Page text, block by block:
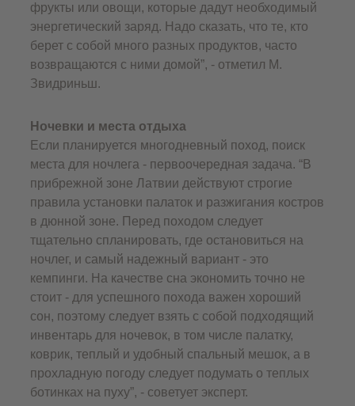
фрукты или овощи, которые дадут необходимый
энергетический заряд. Надо сказать, что те, кто
берет с собой много разных продуктов, часто
возвращаются с ними домой”, - отметил М.
Звидриньш.
Ночевки и места отдыха
Если планируется многодневный поход, поиск
места для ночлега - первоочередная задача. “В
прибрежной зоне Латвии действуют строгие
правила установки палаток и разжигания костров
в дюнной зоне. Перед походом следует
тщательно спланировать, где остановиться на
ночлег, и самый надежный вариант - это
кемпинги. На качестве сна экономить точно не
стоит - для успешного похода важен хороший
сон, поэтому следует взять с собой подходящий
инвентарь для ночевок, в том числе палатку,
коврик, теплый и удобный спальный мешок, а в
прохладную погоду следует подумать о теплых
ботинках на пуху”, - советует эксперт.